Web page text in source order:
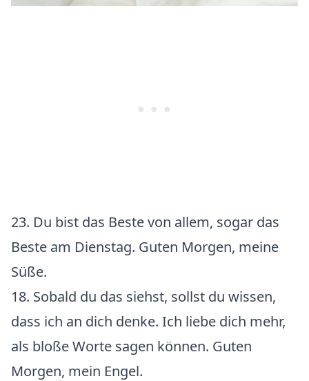
23. Du bist das Beste von allem, sogar das
Beste am Dienstag. Guten Morgen, meine
Süße.
18. Sobald du das siehst, sollst du wissen,
dass ich an dich denke. Ich liebe dich mehr,
als bloße Worte sagen können. Guten
Morgen, mein Engel.